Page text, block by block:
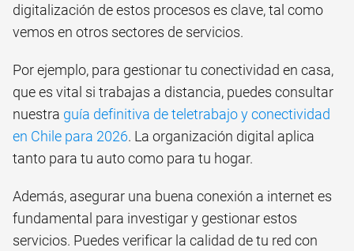
digitalización de estos procesos es clave, tal como
vemos en otros sectores de servicios.
Por ejemplo, para gestionar tu conectividad en casa,
que es vital si trabajas a distancia, puedes consultar
nuestra guía definitiva de teletrabajo y conectividad
en Chile para 2026. La organización digital aplica
tanto para tu auto como para tu hogar.
Además, asegurar una buena conexión a internet es
fundamental para investigar y gestionar estos
servicios. Puedes verificar la calidad de tu red con